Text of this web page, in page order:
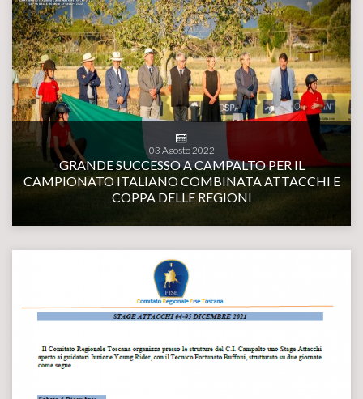
03 Agosto 2022
GRANDE SUCCESSO A CAMPALTO PER IL
CAMPIONATO ITALIANO COMBINATA ATTACCHI E
COPPA DELLE REGIONI